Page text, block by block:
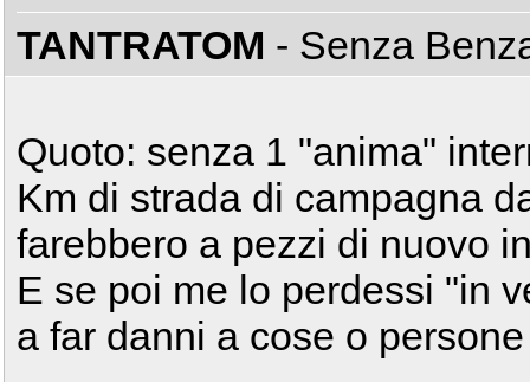
TANTRATOM - Senza
Quoto: senza 1 "anima"
Km di strada di campagna
farebbero a pezzi di nuovo
E se poi me lo perdessi "in
a far danni a cose o